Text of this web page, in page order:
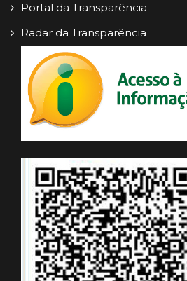
Portal da Transparência
Radar da Transparência